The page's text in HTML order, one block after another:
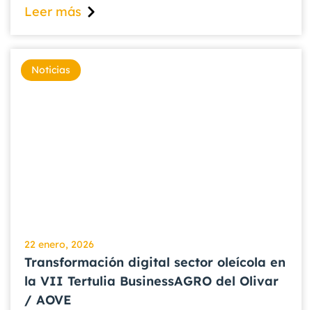
Leer más
Noticias
22 enero, 2026
Transformación digital sector oleícola en
la VII Tertulia BusinessAGRO del Olivar
/ AOVE